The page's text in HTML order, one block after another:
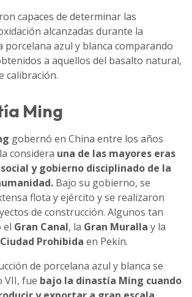
capaces de determinar las
alcanzadas durante la
porcelana azul y blanca comparando
a aquellos del basalto natural,
calibración.
Ming
gobernó en China entre los años
considera una de las mayores eras
y gobierno disciplinado de la
Bajo su gobierno, se
flota y ejército y se realizaron
de construcción. Algunos tan
el Gran Canal, la Gran Muralla y la
Ciudad Prohibida en Pekín.
de porcelana azul y blanca se
VII, fue bajo la dinastía Ming cuando